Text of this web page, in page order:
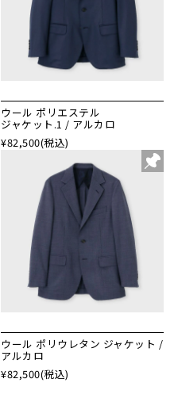
ウール ポリエステル
ジャケット.1 / アルカロ
¥82,500(税込)
ウール ポリウレタン ジャケット /
アルカロ
¥82,500(税込)